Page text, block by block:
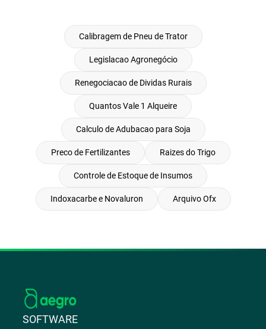
Calibragem de Pneu de Trator
Legislacao Agronegócio
Renegociacao de Dividas Rurais
Quantos Vale 1 Alqueire
Calculo de Adubacao para Soja
Preco de Fertilizantes Raizes do Trigo
Controle de Estoque de Insumos
Indoxacarbe e Novaluron Arquivo Ofx
SOFTWARE